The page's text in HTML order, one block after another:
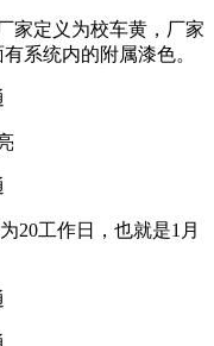
家定义为校车黄，厂家
系统内的附属漆色。
20工作日，也就是1月